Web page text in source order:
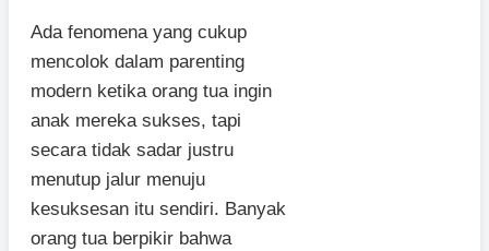
Ada fenomena yang cukup
mencolok dalam parenting
modern ketika orang tua ingin
anak mereka sukses, tapi
secara tidak sadar justru
menutup jalur menuju
kesuksesan itu sendiri. Banyak
orang tua berpikir bahwa